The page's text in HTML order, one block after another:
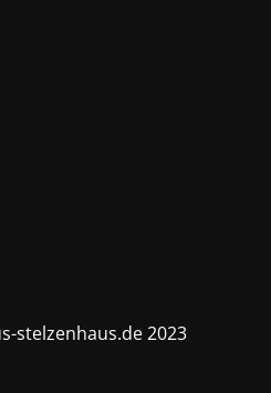
stelzenhaus.de 2023